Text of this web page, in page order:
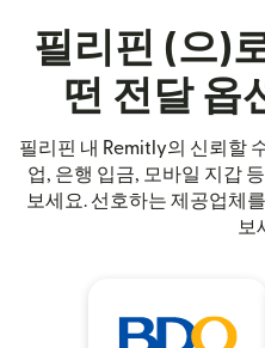
필리핀 (으)
떤 전달 옵
필리핀 내 Remitly의 신뢰할
업, 은행 입금, 모바일 지갑
보세요. 선호하는 제공업체
보